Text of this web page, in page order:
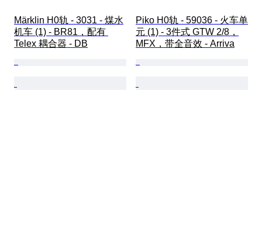
Märklin H0轨 - 3031 - 煤水
机车 (1) - BR81，配有
Telex 耦合器 - DB
Piko H0轨 - 59036 - 火车单
元 (1) - 3件式 GTW 2/8，
MFX，带全音效 - Arriva